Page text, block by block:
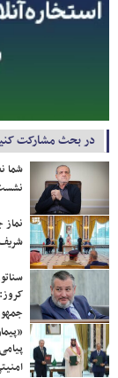
در بحث مشارکت
شما